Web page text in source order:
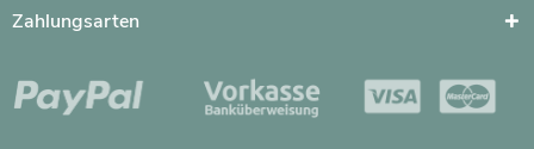
Zahlungsarten